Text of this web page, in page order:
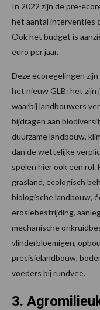
In 2022 zijn de pre-
het aantal interventies
Ook het budget is
euro per jaar.
Deze ecoregelingen
het nieuw GLB: het zijn
waarbij landbouwers
bijdragen aan
duurzame landbouw,
dan de wettelijke
spelen hier ook een rol.
grasland, ecologisch
biologische landbouw,
erosiebestrijding,
mechanische
vlinderbloemigen,
precisielandbouw,
voeders bij rundvee.
3.